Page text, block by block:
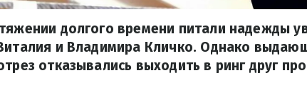
долгого времени питали надежды
и Владимира Кличко. Однако
отказывались выходить в ринг друг